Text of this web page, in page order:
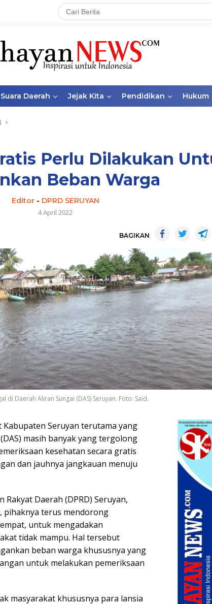
Suara Daerah Jejak Kita Pendidikan Hukum
Perlu Dilakukan
Beban Warga
Editor- DPRD SERUYAN
4 April 2022
BAGIKAN
di Daerah Aliran Sungai (DAS) Seruyan. Foto: Said.
Kabupaten Seruyan terutama yang
masih banyak yang tergolong
kesehatan secara gratis
dan jauhnya jangkauan menuju
Daerah (DPRD) Seruyan,
pihaknya terus mendorong
untuk mengadakan
tidak mampu. Hal tersebut
beban warga khususnya yang
untuk melakukan pemeriksaan
masyarakat khususnya para lansia